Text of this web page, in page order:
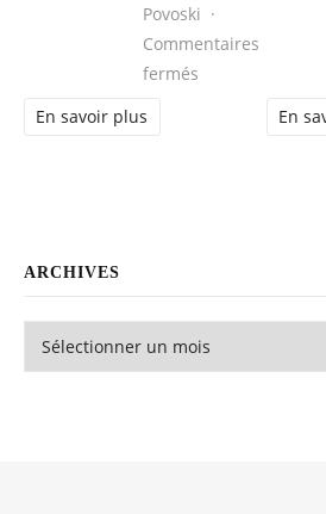
Povoski
Commentaires
fermés sur Comment
En savoir plus En
ARCHIVES
Archives